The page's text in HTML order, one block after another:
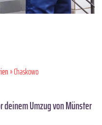
» Chaskowo
deinem Umzug von Münster